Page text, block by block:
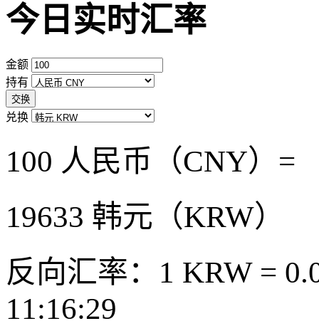
今日实时汇率
金额
持有
交换
兑换
100 人民币（CNY）=
19633 韩元（KRW）
反向汇率：1 KRW =
11:16:29